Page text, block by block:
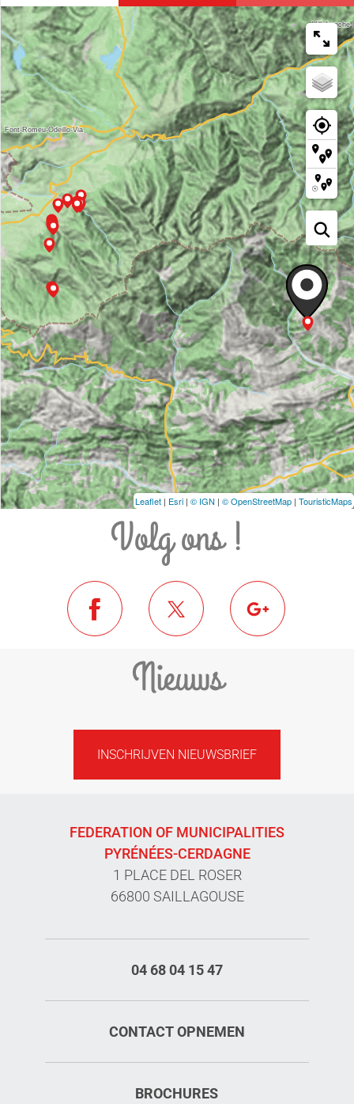
Leaflet | Esri | © IGN | © OpenStreetMap | TouristicMaps
Volg ons !
Nieuws
INSCHRIJVEN NIEUWSBRIEF
FEDERATION OF MUNICIPALITIES
PYRÉNÉES-CERDAGNE
1 PLACE DEL ROSER
66800 SAILLAGOUSE
04 68 04 15 47
CONTACT OPNEMEN
BROCHURES